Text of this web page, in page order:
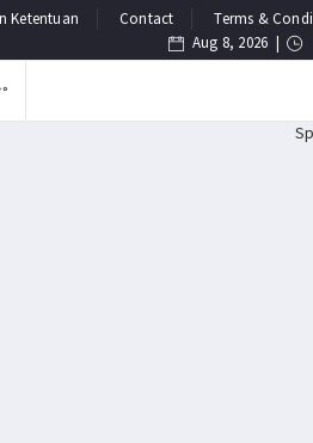
Ketentuan Contact
Terms &
Aug 8, 2026 |